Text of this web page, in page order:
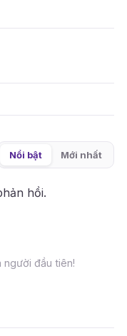
Nổi bật Mới nhất
hồi.
người đầu tiên!